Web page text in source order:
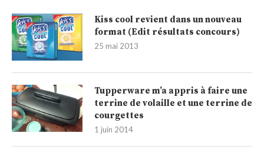
Kiss cool revient dans un nouveau
format (Edit résultats concours)
25 mai 2013
Tupperware m’a appris à faire une
terrine de volaille et une terrine de
courgettes
1 juin 2014